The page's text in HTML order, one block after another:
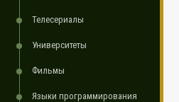
Телесериалы
Университеты
Фильмы
Языки программирования